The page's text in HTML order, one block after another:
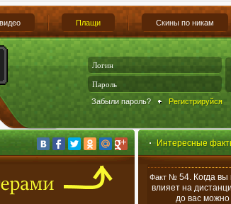
Плащи Скины по никам
Забыли пароль? Регистрируйся
Интересные
Факт № 54. Когда вы
влияет на
до вас можно